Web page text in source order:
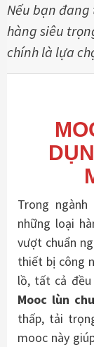
Nếu bạn
hàng siêu
chính là lựa
Trong
những loại
vượt chuẩn
thiết bị công
lồ, tất cả
Mooc lùn
thấp, tải
mooc này